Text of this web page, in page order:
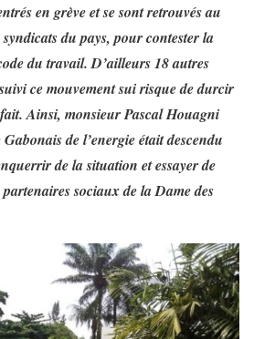
en grève et se sont retrouvés au
du pays, pour contester la
du travail. D’ailleurs 18 autres
ce mouvement sui risque de durcir
Ainsi, monsieur Pascal Houagni
de l’energie était descendu
de la situation et essayer de
sociaux de la Dame des